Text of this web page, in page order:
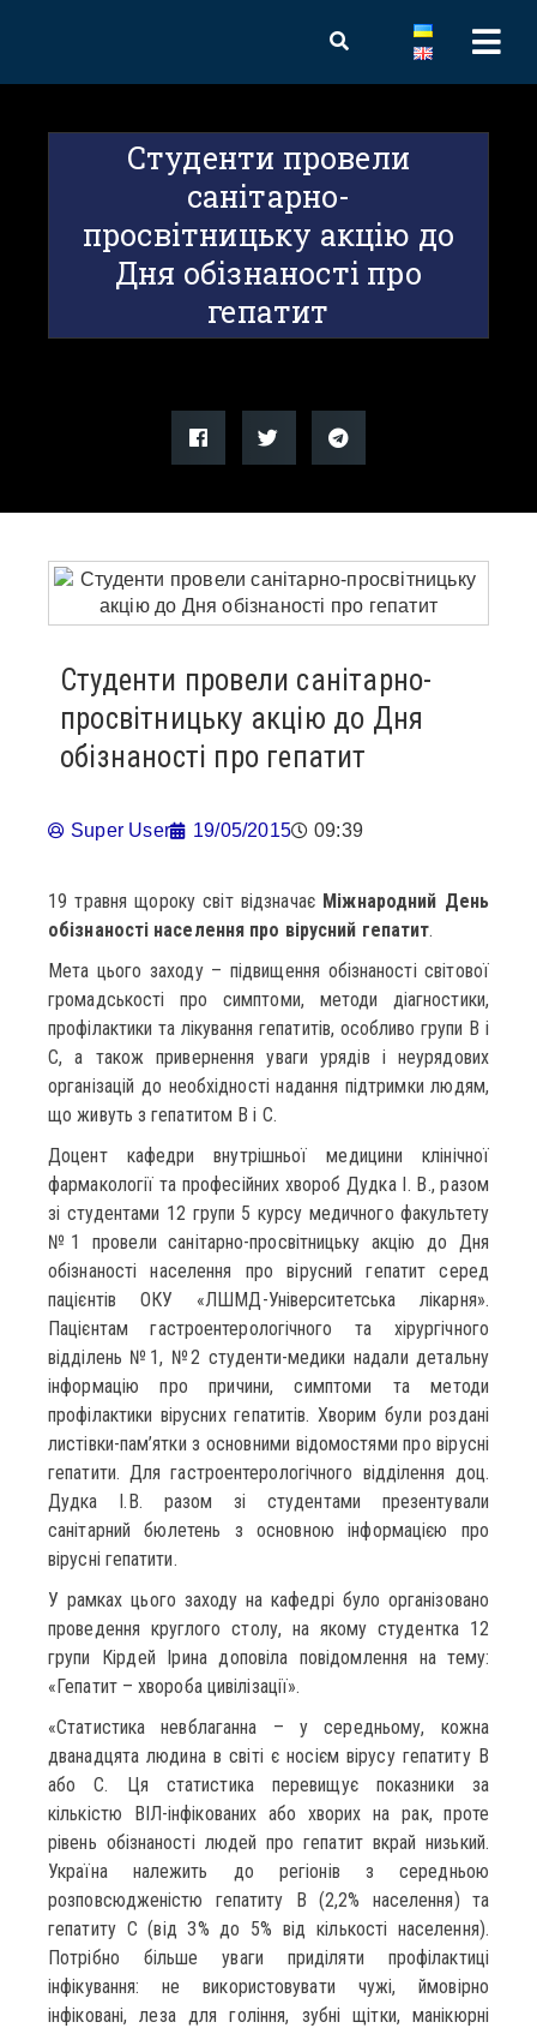
Студенти провели
санітарно-
просвітницьку акцію до
Дня обізнаності про
гепатит
Студенти провели санітарно-
просвітницьку акцію до Дня
обізнаності про гепатит
Super User 19/05/2015 09:39
19 травня щороку світ відзначаєМіжнародний День
обізнаності населення про вірусний гепатит.
Мета цього заходу – підвищення обізнаності світової
громадськості про симптоми, методи діагностики,
профілактики та лікування гепатитів, особливо групи В і
С, а також привернення уваги урядів і неурядових
організацій до необхідності надання підтримки людям,
що живуть з гепатитом В і С.
Доцент кафедри внутрішньої медицини клінічної
фармакології та професійних хвороб Дудка І. В., разом
зі студентами 12 групи 5 курсу медичного факультету
№1 провели санітарно-просвітницьку акцію до Дня
обізнаності населення про вірусний гепатит серед
пацієнтів ОКУ «ЛШМД-Університетська лікарня».
Пацієнтам гастроентерологічного та хірургічного
відділень №1, №2 студенти-медики надали детальну
інформацію про причини, симптоми та методи
профілактики вірусних гепатитів. Хворим були роздані
листівки-пам’ятки з основними відомостями про вірусні
гепатити. Для гастроентерологічного відділення доц.
Дудка І.В. разом зі студентами презентували
санітарний бюлетень з основною інформацією про
вірусні гепатити.
У рамках цього заходу на кафедрі було організовано
проведення круглого столу, на якому студентка 12
групи Кірдей Ірина доповіла повідомлення на тему:
«Гепатит – хвороба цивілізації».
«Статистика невблаганна – у середньому, кожна
дванадцята людина в світі є носієм вірусу гепатиту В
або C. Ця статистика перевищує показники за
кількістю ВІЛ-інфікованих або хворих на рак, проте
рівень обізнаності людей про гепатит вкрай низький.
Україна належить до регіонів з середньою
розповсюдженістю гепатиту В (2,2% населення) та
гепатиту С (від 3% до 5% від кількості населення).
Потрібно більше уваги приділяти профілактиці
інфікування: не використовувати чужі, ймовірно
інфіковані, леза для гоління, зубні щітки, манікюрні